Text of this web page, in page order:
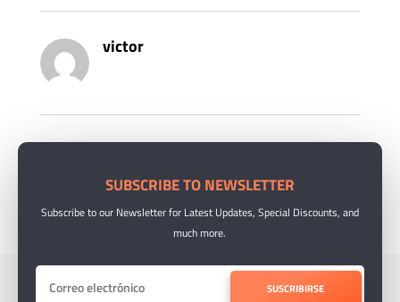
victor
SUBSCRIBE TO NEWSLETTER
Subscribe to our Newsletter for Latest Updates, Special Discounts, and
much more.
SUSCRIBIRSE